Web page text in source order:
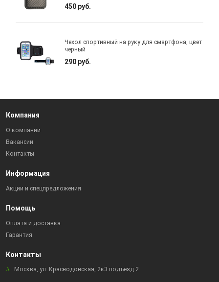
450 руб.
Чехол спортивный на руку для смартфона, цвет
черный
290 руб.
Компания
О компании
Вакансии
Контакты
Информация
Акции и спецпредложения
Помощь
Оплата и доставка
Гарантия
Контакты
Москва, ул. Краснодонская, 2к3 подъезд 2